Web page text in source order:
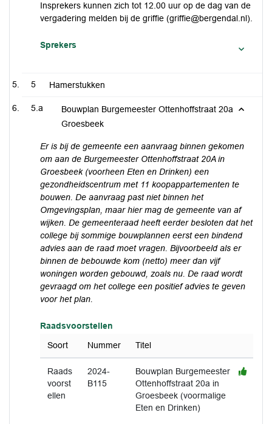
Insprekers kunnen zich tot 12.00 uur op de dag van de
vergadering melden bij de griffie (griffie@bergendal.nl).
Sprekers
5 Hamerstukken
5.a
Bouwplan Burgemeester Ottenhoffstraat 20a
Groesbeek
Er is bij de gemeente een aanvraag binnen gekomen
om aan de Burgemeester Ottenhoffstraat 20A in
Groesbeek (voorheen Eten en Drinken) een
gezondheidscentrum met 11 koopappartementen te
bouwen. De aanvraag past niet binnen het
Omgevingsplan, maar hier mag de gemeente van af
wijken. De gemeenteraad heeft eerder besloten dat het
college bij sommige bouwplannen eerst een bindend
advies aan de raad moet vragen. Bijvoorbeeld als er
binnen de bebouwde kom (netto) meer dan vijf
woningen worden gebouwd, zoals nu. De raad wordt
gevraagd om het college een positief advies te geven
voor het plan.
Raadsvoorstellen
Soort
Nummer Titel
Raads
voorst
ellen
2024-
B115
Bouwplan Burgemeester
Ottenhoffstraat 20a in
Groesbeek (voormalige
Eten en Drinken)